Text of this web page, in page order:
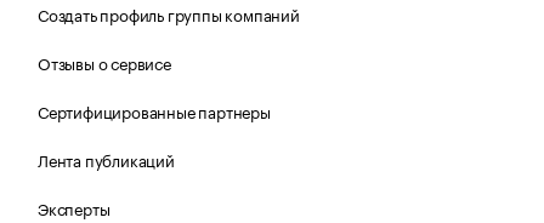
Создать профиль группы компаний
Отзывы о сервисе
Сертифицированные партнеры
Лента публикаций
Эксперты